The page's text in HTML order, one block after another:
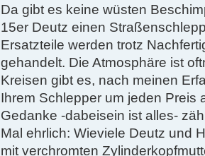
Da gibt es keine wüsten
15er Deutz einen
Ersatzteile werden trotz
gehandelt. Die Atmosphäre ist
Kreisen gibt es, nach meinen
Ihrem Schlepper um jeden Preis
Gedanke -dabeisein ist alles-
Mal ehrlich: Wieviele Deutz und
mit verchromten